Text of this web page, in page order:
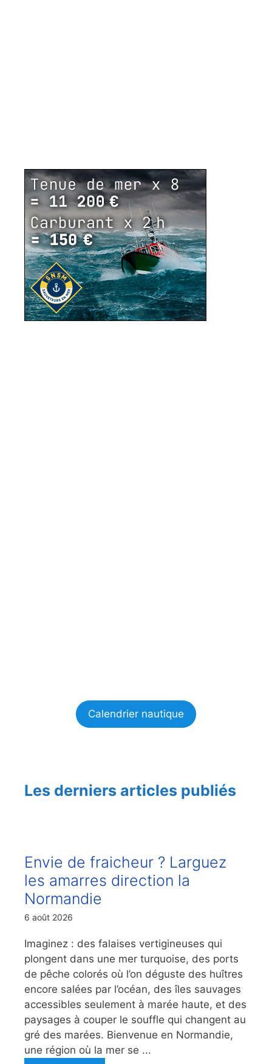
Calendrier nautique
Les derniers articles publiés
Envie de fraicheur ? Larguez
les amarres direction la
Normandie
6 août 2026
Imaginez : des falaises vertigineuses qui
plongent dans une mer turquoise, des ports
de pêche colorés où l’on déguste des huîtres
encore salées par l’océan, des îles sauvages
accessibles seulement à marée haute, et des
paysages à couper le souffle qui changent au
gré des marées. Bienvenue en Normandie,
une région où la mer se ...